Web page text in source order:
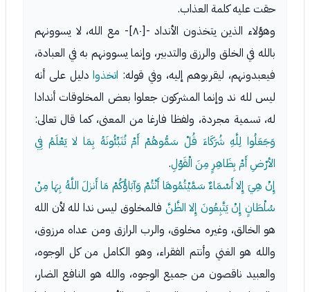
حقت عليه كلمة العذاب.
وهؤلاء الذين يتخذون الأنداد -[٨٠]- مع الله، لا يسوونهم
بالله في الخلق والرزق والتدبير، وإنما يسوونهم به في العبادة،
فيعبدونهم، ليقربوهم إليه، وفي قوله: اتخذوادليل على أنه
ليس لله ند وإنما المشركون جعلوا بعض المخلوقات أندادا
له، تسمية مجردة، ولفظا فارغا من المعنى، كما قال تعالى:
وَجَعَلُوا لِلَّهِ شُرَكَاءَ قُلْ سَمُّوهُمْ أَمْ تُنَبِّئُونَهُ بِمَا لا يَعْلَمُ فِي
الأرْضِ أَمْ بِظَاهِرٍ مِنَ الْقَوْلِ.
إِنْ هِيَ إِلا أَسْمَاءٌ سَمَّيْتُمُوهَا أَنْتُمْ وَآبَاؤُكُمْ مَا أَنزلَ اللَّهُ بِهَا مِنْ
سُلْطَانٍ إِنْ يَتَّبِعُونَ إِلا الظَّنَّ فالمخلوق ليس ندا لله لأن الله
هو الخالق، وغيره مخلوق، والرب الرازق ومن عداه مرزوق،
والله هو الغني وأنتم الفقراء، وهو الكامل من كل الوجوه،
والعبيد ناقصون من جميع الوجوه، والله هو النافع الضار،